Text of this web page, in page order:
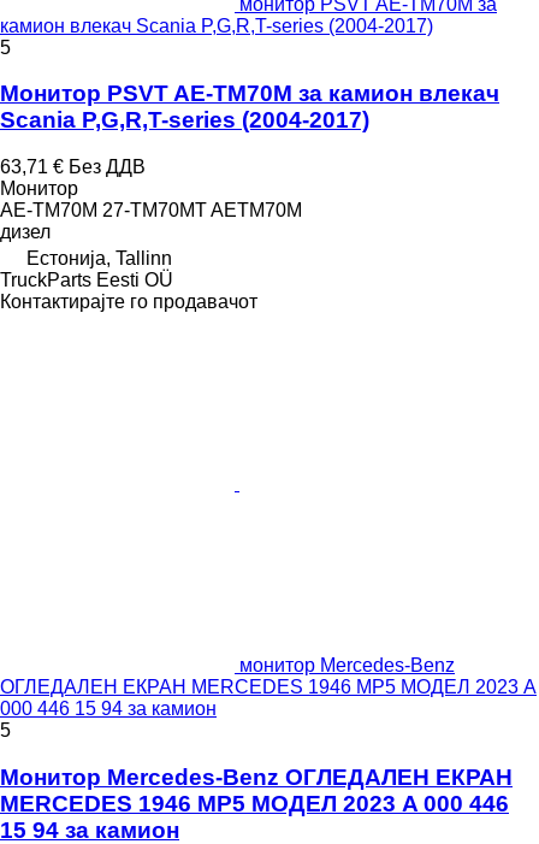
камион влекач Scania P,G,R,T-series (2004-2017)
5
Монитор PSVT AE-TM70M за камион влекач
Scania P,G,R,T-series (2004-2017)
63,71 € Без ДДВ
Монитор
AE-TM70M 27-TM70MT AETM70M
дизел
Естонија, Tallinn
TruckParts Eesti OÜ
Контактирајте го продавачот
монитор Mercedes-Benz
ОГЛЕДАЛЕН ЕКРАН MERCEDES 1946 MP5 МОДЕЛ 2023 A
000 446 15 94 за камион
5
Монитор Mercedes-Benz ОГЛЕДАЛЕН ЕКРАН
MERCEDES 1946 MP5 МОДЕЛ 2023 A 000 446
15 94 за камион